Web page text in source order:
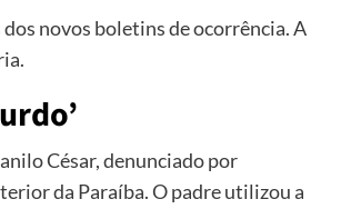
novos boletins de ocorrência. A
César, denunciado por
da Paraíba. O padre utilizou a